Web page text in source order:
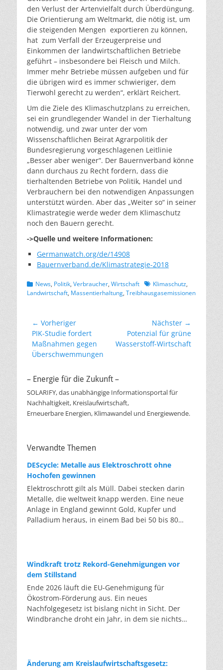
den Verlust der Artenvielfalt durch Überdüngung.
Die Orientierung am Weltmarkt, die nötig ist, um
die steigenden Mengen exportieren zu können,
hat zum Verfall der Erzeugerpreise und
Einkommen der landwirtschaftlichen Betriebe
geführt – insbesondere bei Fleisch und Milch.
Immer mehr Betriebe müssen aufgeben und für
die übrigen wird es immer schwieriger, dem
Tierwohl gerecht zu werden“, erklärt Reichert.
Um die Ziele des Klimaschutzplans zu erreichen,
sei ein grundlegender Wandel in der Tierhaltung
notwendig, und zwar unter der vom
Wissenschaftlichen Beirat Agrarpolitik der
Bundesregierung vorgeschlagenen Leitlinie
„Besser aber weniger“. Der Bauernverband könne
dann durchaus zu Recht fordern, dass die
tierhaltenden Betriebe von Politik, Handel und
Verbrauchern bei den notwendigen Anpassungen
unterstützt würden. Aber das „Weiter so“ in seiner
Klimastrategie werde weder dem Klimaschutz
noch den Bauern gerecht.
->Quelle und weitere Informationen:
Germanwatch.org/de/14908
Bauernverband.de/Klimastrategie-2018
Kategorien
News, Politik, Verbraucher, Wirtschaft Schlagworte
Klimaschutz,
Landwirtschaft, Massentierhaltung, Treibhausgasemissionen
Beitragsnavigation
← Vorheriger
Vorheriger
Beitrag:
PIK-Studie fordert
Maßnahmen gegen
Überschwemmungen
Nächster →
Nächster
Beitrag:
Potenzial für grüne
Wasserstoff-Wirtschaft
– Energie für die Zukunft –
SOLARIFY, das unabhängige Informationsportal für
Nachhaltigkeit, Kreislaufwirtschaft,
Erneuerbare Energien, Klimawandel und Energiewende.
Verwandte Themen
DEScycle: Metalle aus Elektroschrott ohne
Hochofen gewinnen
Elektroschrott gilt als Müll. Dabei stecken darin
Metalle, die weltweit knapp werden. Eine neue
Anlage in England gewinnt Gold, Kupfer und
Palladium heraus, in einem Bad bei 50 bis 80
tausend Grad ein. Energieintensiv und nur im
industriellen Großmaßstab möglich. Das Londoner
Start-up DEScycle hat im englischen Teesside eine
Demonstrationsanlage eröffnet, die ohne diese
Hitze auskommt: Ein chemisches Bad löst die
Metalle bei 50 bis 80 Grad heraus, statt sie
einzuschmelzen. Das Verfahren heißt Iono-
Platine Elektronen und macht sie dadurch löslich.
Windkraft trotz Rekord-Genehmigungen vor
dem Stillstand
Ende 2026 läuft die EU-Genehmigung für
Ökostrom-Förderung aus. Ein neues
Nachfolgegesetz ist bislang nicht in Sicht. Der
Windbranche droht ein Jahr, in dem sie nichts
die Verfahren laufen heute deutlich schneller. Die
Änderung am Kreislaufwirtschaftsgesetz: